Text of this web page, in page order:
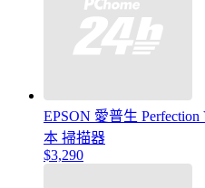
EPSON 愛普生
本 掃描器
$3,290